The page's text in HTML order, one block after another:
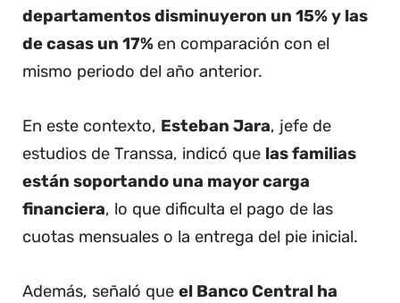
departamentos disminuyeron un 15% y las
de casas un 17% en comparación con el
mismo periodo del año anterior.
En este contexto, Esteban Jara, jefe de
estudios de Transsa, indicó que las familias
están soportando una mayor carga
financiera, lo que dificulta el pago de las
cuotas mensuales o la entrega del pie inicial.
Además, señaló que el Banco Central ha